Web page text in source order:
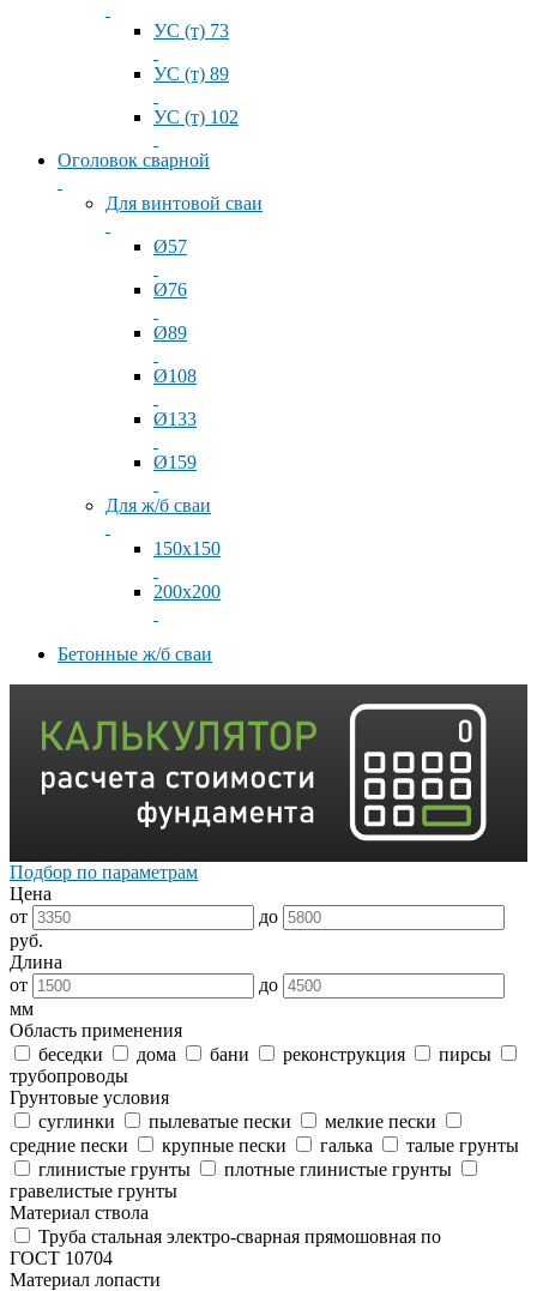
УС (т) 73
УС (т) 89
УС (т) 102
Оголовок сварной
Для винтовой сваи
Ø57
Ø76
Ø89
Ø108
Ø133
Ø159
Для ж/б сваи
150x150
200x200
Бетонные ж/б сваи
Подбор по параметрам
Цена
от
до
руб.
Длина
от
до
мм
Область применения
беседки
дома бани реконструкция
пирсы
трубопроводы
Грунтовые условия
суглинки
пылеватые пески
мелкие пески
средние пески
крупные пески галька
талые грунты
глинистые грунты
плотные глинистые грунты
гравелистые грунты
Материал ствола
Труба стальная электро-сварная прямошовная по
ГОСТ 10704
Материал лопасти